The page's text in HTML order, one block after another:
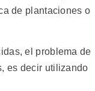
de plantaciones o
el problema de
es decir utilizando